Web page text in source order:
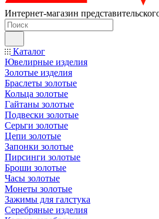
Интернет-магазин
Каталог
Ювелирные изделия
Золотые изделия
Браслеты золотые
Кольца золотые
Гайтаны золотые
Подвески золотые
Серьги золотые
Цепи золотые
Запонки золотые
Пирсинги золотые
Броши золотые
Часы золотые
Монеты золотые
Зажимы для галстука
Серебряные изделия